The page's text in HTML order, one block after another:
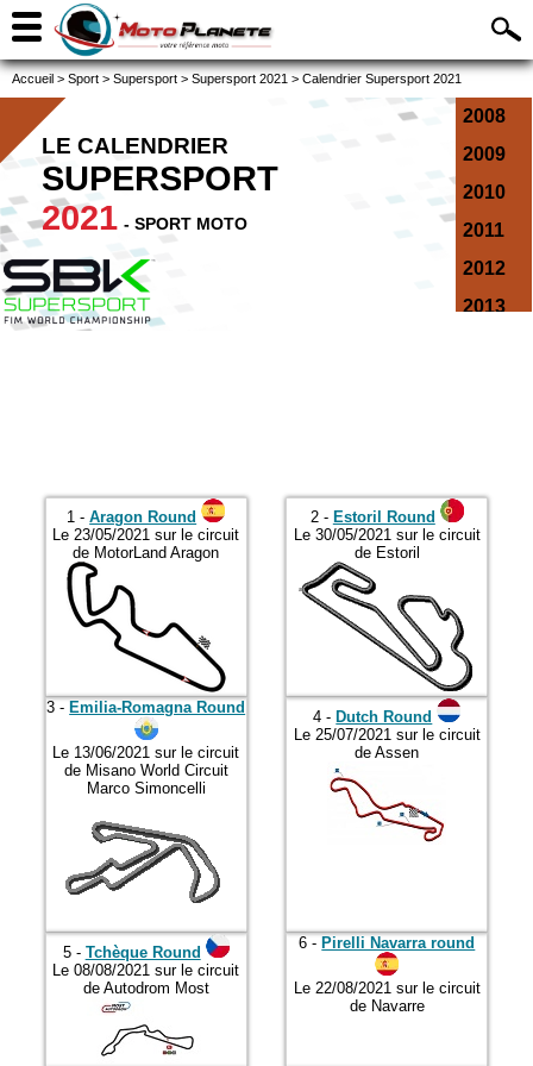
Accueil > Sport > Supersport > Supersport 2021 > Calendrier Supersport 2021
2008
2009
2010
2011
2012
2013
2018
2019
2023
2024
LE CALENDRIER
SUPERSPORT
2021 - SPORT MOTO
1 -Aragon Round
Le 23/05/2021 sur le circuit
de MotorLand Aragon
2 - Estoril Round
Le 30/05/2021 sur le circuit
de Estoril
3 - Emilia-Romagna Round
Le 13/06/2021 sur le circuit
de Misano World Circuit
Marco Simoncelli
4 -Dutch Round
Le 25/07/2021 sur le circuit
de Assen
5 - Tchèque Round
Le 08/08/2021 sur le circuit
de Autodrom Most
6 - Pirelli Navarra round
Le 22/08/2021 sur le circuit
de Navarre